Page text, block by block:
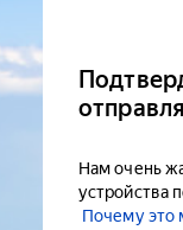
Нам очень
устройства
Почему это